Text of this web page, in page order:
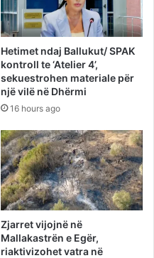
Hetimet ndaj Ballukut/ SPAK
kontroll te ‘Atelier 4’,
sekuestrohen materiale për
një vilë në Dhërmi
16 hours ago
Zjarret vijojnë në
Mallakastrën e Egër,
riaktivizohet vatra në